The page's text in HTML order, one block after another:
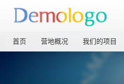
首页 营地概况 我们的项目